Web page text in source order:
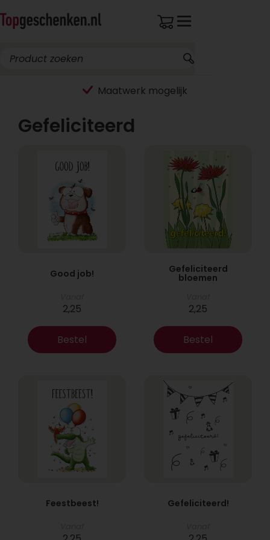
Maatwerk mogelijk
Gefeliciteerd
Good job!
2,25
Bestel
Gefeliciteerd
bloemen
2,25
Bestel
Feestbeest! Gefeliciteerd!